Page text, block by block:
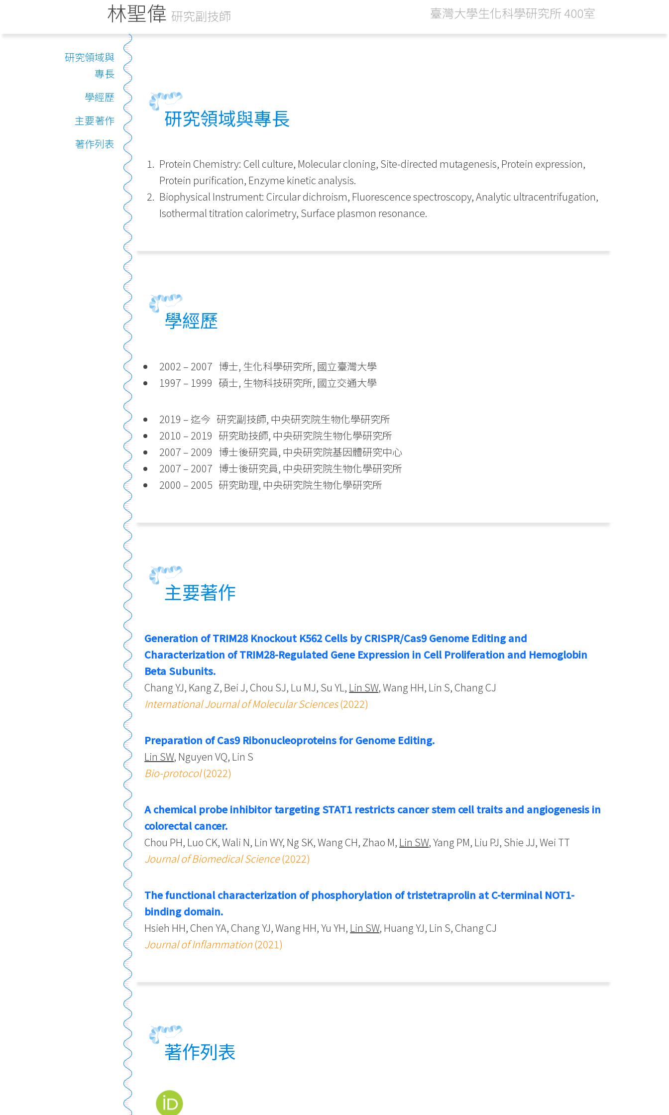
林聖偉 研究副技師 臺灣大學生化科學研究所 400室
研究領域與
專長
學經歷
主要著作
著作列表
研究領域與專長
Protein Chemistry: Cell culture, Molecular cloning, Site-directed mutagenesis, Protein expression,
Protein purification, Enzyme kinetic analysis.
Biophysical Instrument: Circular dichroism, Fluorescence spectroscopy, Analytic ultracentrifugation,
Isothermal titration calorimetry, Surface plasmon resonance.
學經歷
2002 – 2007 博士, 生化科學研究所, 國立臺灣大學
1997 – 1999 碩士, 生物科技研究所, 國立交通大學
2019 – 迄今 研究副技師, 中央研究院生物化學研究所
2010 – 2019 研究助技師, 中央研究院生物化學研究所
2007 – 2009 博士後研究員, 中央研究院基因體研究中心
2007 – 2007 博士後研究員, 中央研究院生物化學研究所
2000 – 2005 研究助理, 中央研究院生物化學研究所
主要著作
Generation of TRIM28 Knockout K562 Cells by CRISPR/Cas9 Genome Editing and
Characterization of TRIM28-Regulated Gene Expression in Cell Proliferation and Hemoglobin
Beta Subunits.
Chang YJ, Kang Z, Bei J, Chou SJ, Lu MJ, Su YL, Lin SW, Wang HH, Lin S, Chang CJ
International Journal of Molecular Sciences(2022)
Preparation of Cas9 Ribonucleoproteins for Genome Editing.
Lin SW, Nguyen VQ, Lin S
Bio-protocol(2022)
A chemical probe inhibitor targeting STAT1 restricts cancer stem cell traits and angiogenesis in
colorectal cancer.
Chou PH, Luo CK, Wali N, Lin WY, Ng SK, Wang CH, Zhao M, Lin SW, Yang PM, Liu PJ, Shie JJ, Wei TT
Journal of Biomedical Science(2022)
The functional characterization of phosphorylation of tristetraprolin at C-terminal NOT1-
binding domain.
Hsieh HH, Chen YA, Chang YJ, Wang HH, Yu YH, Lin SW, Huang YJ, Lin S, Chang CJ
Journal of Inflammation(2021)
著作列表